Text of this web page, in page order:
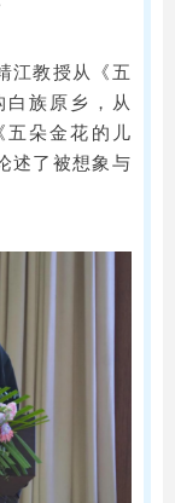
江教授从《五
族原乡，从
五朵金花的儿
述了被想象与